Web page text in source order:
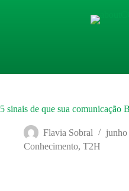
5 sinais de que sua comunicação
Flavia Sobral
Conhecimento, T2H